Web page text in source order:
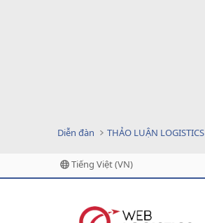
Diễn đàn THẢO LUẬN LOGISTICS
Tiếng Việt (VN)